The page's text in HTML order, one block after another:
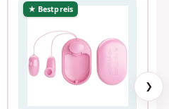
★ Bestpreis
❯